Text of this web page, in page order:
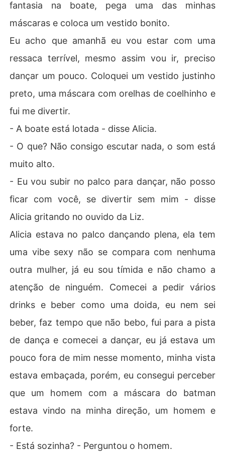
fantasia na boate, pega uma das minhas
máscaras e coloca um vestido bonito.
Eu acho que amanhã eu vou estar com uma
ressaca terrível, mesmo assim vou ir, preciso
dançar um pouco. Coloquei um vestido justinho
preto, uma máscara com orelhas de coelhinho e
fui me divertir.
- A boate está lotada - disse Alicia.
- O que? Não consigo escutar nada, o som está
muito alto.
- Eu vou subir no palco para dançar, não posso
ficar com você, se divertir sem mim - disse
Alicia gritando no ouvido da Liz.
Alicia estava no palco dançando plena, ela tem
uma vibe sexy não se compara com nenhuma
outra mulher, já eu sou tímida e não chamo a
atenção de ninguém. Comecei a pedir vários
drinks e beber como uma doida, eu nem sei
beber, faz tempo que não bebo, fui para a pista
de dança e comecei a dançar, eu já estava um
pouco fora de mim nesse momento, minha vista
estava embaçada, porém, eu consegui perceber
que um homem com a máscara do batman
estava vindo na minha direção, um homem e
forte.
- Está sozinha? - Perguntou o homem.